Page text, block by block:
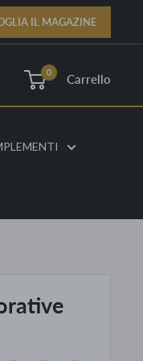
IL MAGAZINE
0 Carrello